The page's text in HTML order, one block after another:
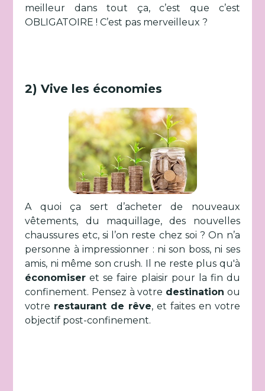
meilleur dans tout ça, c’est que c’est
OBLIGATOIRE ! C’est pas merveilleux ?
2) Vive les économies
A quoi ça sert d’acheter de nouveaux
vêtements, du maquillage, des nouvelles
chaussures etc, si l’on reste chez soi ? On n’a
personne à impressionner : ni son boss, ni ses
amis, ni même son crush. Il ne reste plus qu'à
économiser et se faire plaisir pour la fin du
confinement. Pensez à votre destination ou
votre restaurant de rêve, et faites en votre
objectif post-confinement.